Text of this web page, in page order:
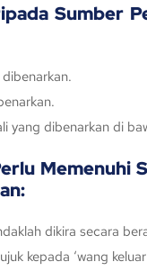
Sumber
yang dibenarkan di
dikira secara
kepada ‘wang